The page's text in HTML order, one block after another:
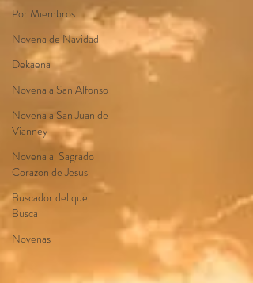
Por Miembros
Novena de Navidad
Dekaena
Novena a San Alfonso
Novena a San Juan de
Vianney
Novena al Sagrado
Corazon de Jesus
Buscador del que
Busca
Novenas